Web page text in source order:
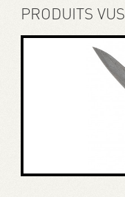
PRODUITS VUS